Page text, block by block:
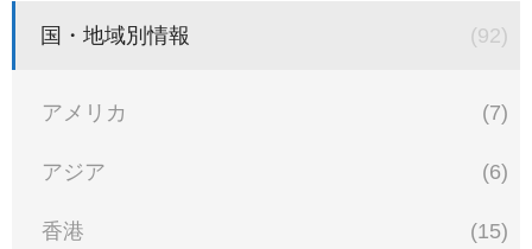
国・地域別情報 (92)
アメリカ (7)
アジア (6)
香港 (15)